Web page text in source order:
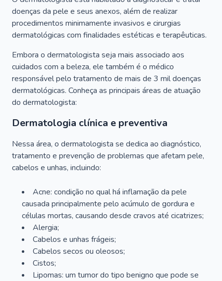
doenças da pele e seus anexos, além de realizar
procedimentos minimamente invasivos e cirurgias
dermatológicas com finalidades estéticas e terapêuticas.
Embora o dermatologista seja mais associado aos
cuidados com a beleza, ele também é o médico
responsável pelo tratamento de mais de 3 mil doenças
dermatológicas. Conheça as principais áreas de atuação
do dermatologista:
Dermatologia clínica e preventiva
Nessa área, o dermatologista se dedica ao diagnóstico,
tratamento e prevenção de problemas que afetam pele,
cabelos e unhas, incluindo:
Acne: condição no qual há inflamação da pele
causada principalmente pelo acúmulo de gordura e
células mortas, causando desde cravos até cicatrizes;
Alergia;
Cabelos e unhas frágeis;
Cabelos secos ou oleosos;
Cistos;
Lipomas: um tumor do tipo benigno que pode se